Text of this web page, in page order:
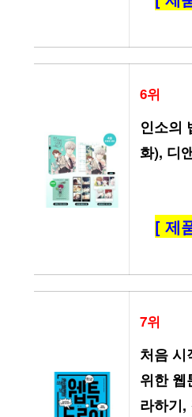
6위
인소의
화), 디
[ 제
7위
처음 시
위한 웹
라하기,